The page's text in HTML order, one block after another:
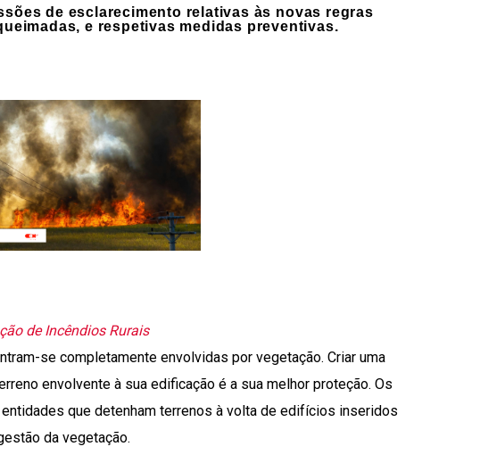
de esclarecimento relativas às novas regras
e respetivas medidas preventivas.
de Incêndios Rurais
se completamente envolvidas por vegetação. Criar uma
envolvente à sua edificação é a sua melhor proteção. Os
que detenham terrenos à volta de edifícios inseridos
da vegetação.